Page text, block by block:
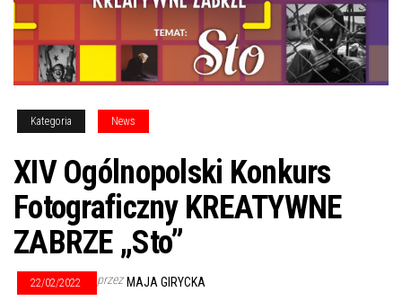
Kategoria News
XIV Ogólnopolski Konkurs
Fotograficzny KREATYWNE
ZABRZE „Sto”
22/02/2022 przez MAJA GIRYCKA